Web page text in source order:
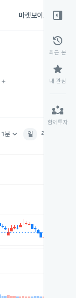
마켓보이스
add
1분keyboard_arrow_down 일 주
right_panel_open
history
최근 본
star
내 관심
partner_exchange
함께투자